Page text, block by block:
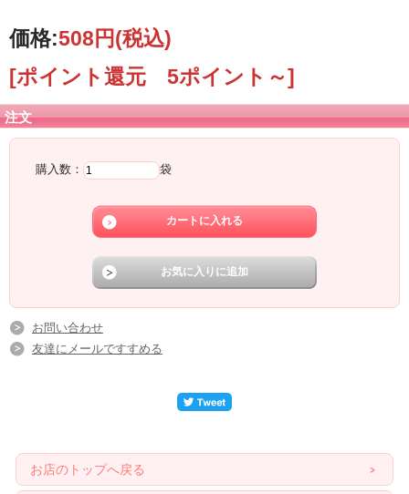
価格:508円(税込)
[ポイント還元 5ポイント～]
注文
購入数： 袋
お問い合わせ
友達にメールですすめる
お店のトップへ戻る